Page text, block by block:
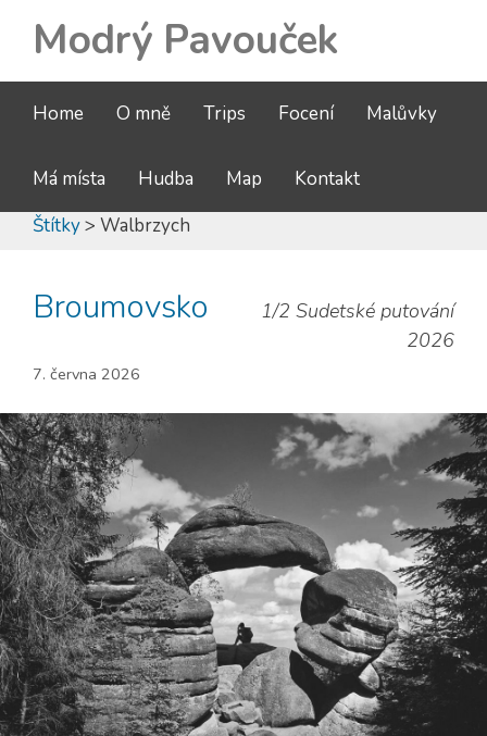
Modrý Pavouček
Home O mně Trips Focení Malůvky
Má místa Hudba Map
Kontakt
Štítky> Walbrzych
Broumovsko
1/2 Sudetské putování
2026
7. června 2026